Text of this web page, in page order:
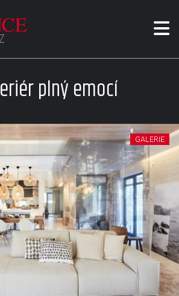
plný emocí
GALERIE